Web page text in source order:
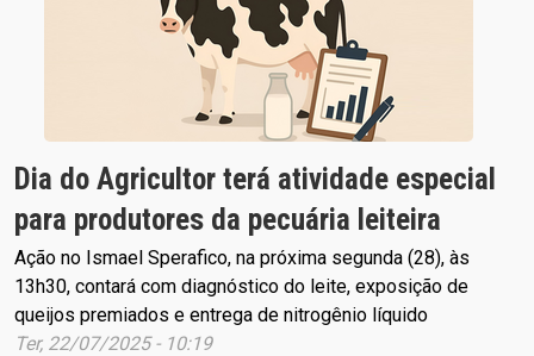
Dia do Agricultor terá atividade especial
para produtores da pecuária leiteira
Ação no Ismael Sperafico, na próxima segunda (28), às
13h30, contará com diagnóstico do leite, exposição de
queijos premiados e entrega de nitrogênio líquido
Ter, 22/07/2025 - 10:19